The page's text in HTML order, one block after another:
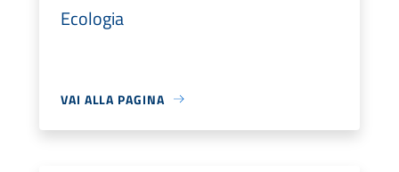
Ecologia
VAI ALLA PAGINA